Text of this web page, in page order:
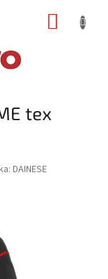
tex
DAINESE